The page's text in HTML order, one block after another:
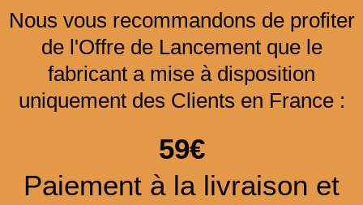
Nous vous recommandons de profiter
de l'Offre de Lancement que le
fabricant a mise à disposition
uniquement des Clients en France :
59€
Paiement à la livraison et